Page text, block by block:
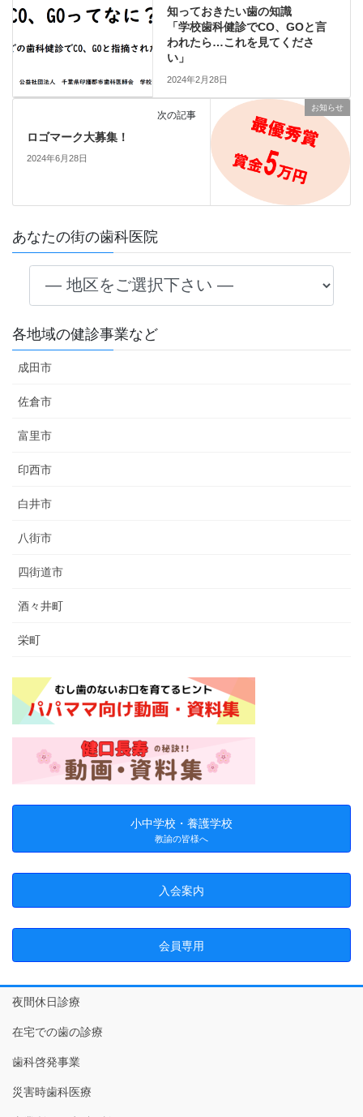
知っておきたい歯の知識
「学校歯科健診でCO、GOと言
われたら…これを見てくださ
い」
2024年2月28日
お知らせ
次の記事
ロゴマーク大募集！
2024年6月28日
あなたの街の歯科医院
各地域の健診事業など
成田市
佐倉市
富里市
印西市
白井市
八街市
四街道市
酒々井町
栄町
小中学校・養護学校
教諭の皆様へ
入会案内
会員専用
夜間休日診療
在宅での歯の診療
歯科啓発事業
災害時歯科医療